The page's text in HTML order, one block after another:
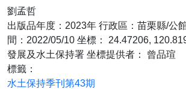
劉孟哲
出版品年度：2023年 行政區：苗栗縣/公
間：2022/05/10 坐標： 24.47206,
發展及水土保持署 坐標提供者： 曾品瑄
標籤：
水土保持季刊第43期